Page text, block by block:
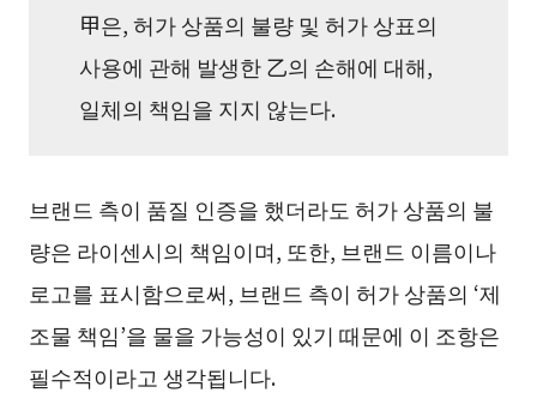
甲은, 허가 상품의 불량 및 허가 상표의
사용에 관해 발생한 乙의 손해에 대해,
일체의 책임을 지지 않는다.
브랜드 측이 품질 인증을 했더라도 허가 상품의 불
량은 라이센시의 책임이며, 또한, 브랜드 이름이나
로고를 표시함으로써, 브랜드 측이 허가 상품의 ‘제
조물 책임’을 물을 가능성이 있기 때문에 이 조항은
필수적이라고 생각됩니다.